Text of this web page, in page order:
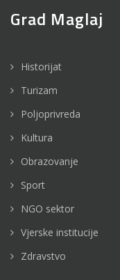
Grad Maglaj
Historijat
Turizam
Poljoprivreda
Kultura
Obrazovanje
Sport
NGO sektor
Vjerske institucije
Zdravstvo